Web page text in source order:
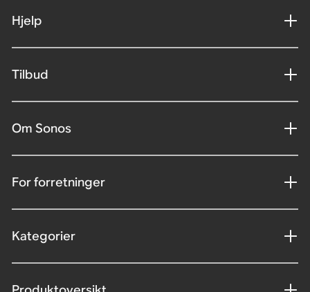
Hjelp
Tilbud
Om Sonos
For forretninger
Kategorier